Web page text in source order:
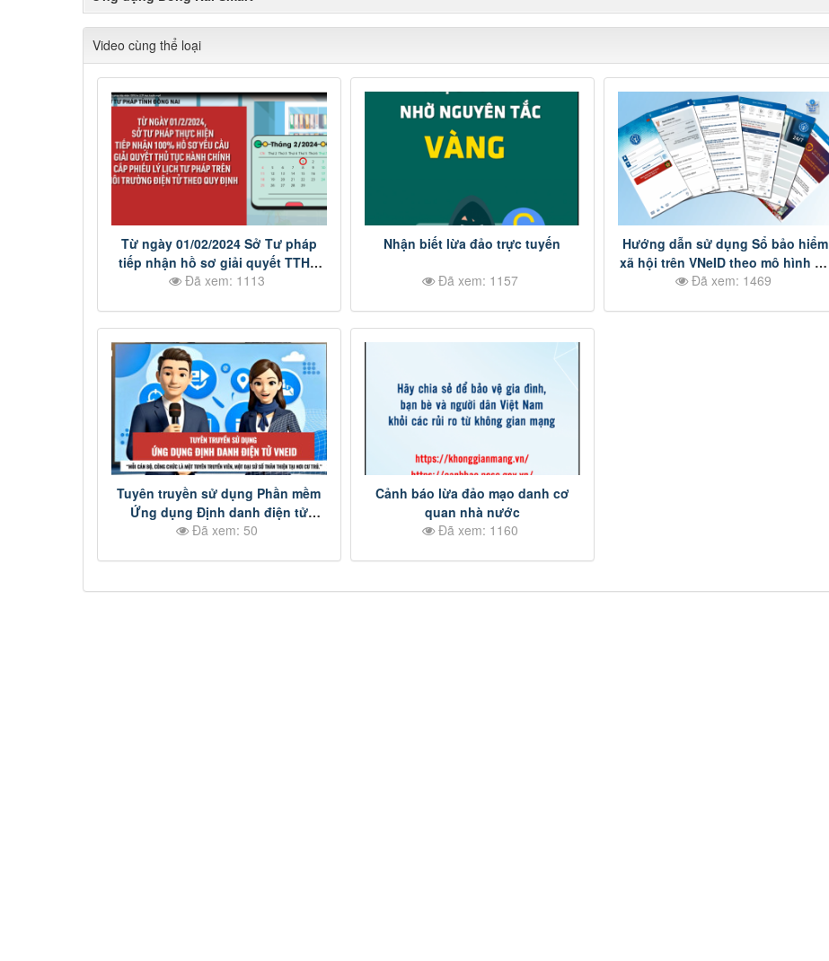
Video cùng thể loại
Từ ngày 01/02/2024 Sở Tư pháp
tiếp nhận hồ sơ giải quyết TTHC
cấp phiếu lý lịch tư pháp trên môi
Đã xem: 1113
Nhận biết lừa đảo trực tuyến
Đã xem: 1157
Hướng dẫn sử dụng Sổ bảo hiểm
xã hội trên VNeID theo mô hình Đề
án 06
Đã xem: 1469
Tuyên truyền sử dụng Phần mềm
Ứng dụng Định danh điện tử
VNeID
Đã xem: 50
Cảnh báo lừa đảo mạo danh cơ
quan nhà nước
Đã xem: 1160